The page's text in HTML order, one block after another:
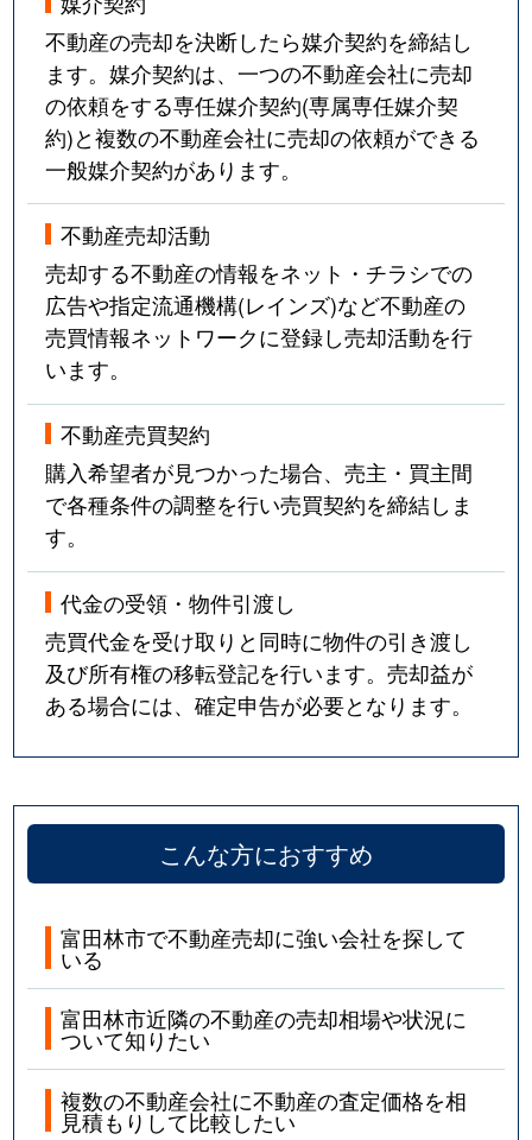
不動産の売却を決断したら媒介契約を締結し
ます。媒介契約は、一つの不動産会社に売却
の依頼をする専任媒介契約(専属専任媒介契
約)と複数の不動産会社に売却の依頼ができる
一般媒介契約があります。
不動産売却活動
売却する不動産の情報をネット・チラシでの
広告や指定流通機構(レインズ)など不動産の
売買情報ネットワークに登録し売却活動を行
います。
不動産売買契約
購入希望者が見つかった場合、売主・買主間
で各種条件の調整を行い売買契約を締結しま
す。
代金の受領・物件引渡し
売買代金を受け取りと同時に物件の引き渡し
及び所有権の移転登記を行います。売却益が
ある場合には、確定申告が必要となります。
こんな方におすすめ
富田林市で不動産売却に強い会社を探して
いる
富田林市近隣の不動産の売却相場や状況に
ついて知りたい
複数の不動産会社に不動産の査定価格を相
見積もりして比較したい